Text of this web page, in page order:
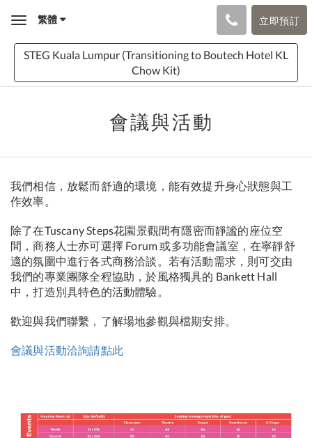
Toggle繁體 立即預訂
STEG Kuala Lumpur (Transitioning to Boutech Hotel KL
Chow Kit)
會議與活動
我們相信，放鬆而舒適的環境，能有效提升身心狀態與工
作效率。
除了在Tuscany Steps花園景觀間有隱密而靜謐的座位空
間，商務人士亦可選擇 Forum 或多功能會議室，在寧靜舒
適的氛圍中進行各式商務洽談。若有活動需求，則可交由
我們的專業團隊全程協助，於風格獨具的 Bankett Hall
中，打造別具特色的活動體驗。
歡迎與我們聯繫，了解場地參觀與檔期安排。
會議與活動洽詢請點此